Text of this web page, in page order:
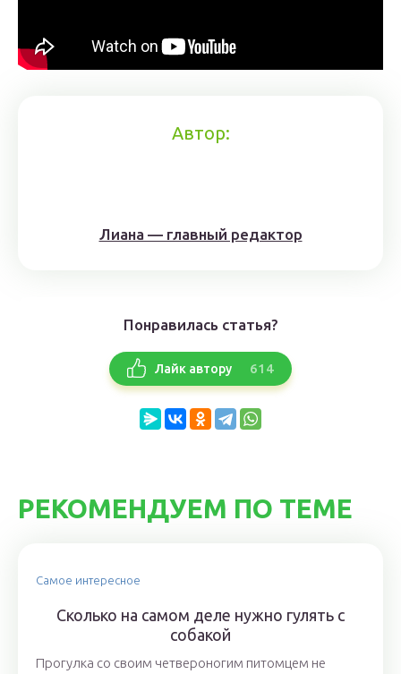
Автор:
Лиана — главный редактор
Понравилась статья?
Лайк автору 614
РЕКОМЕНДУЕМ ПО ТЕМЕ
Самое интересное
Сколько на самом деле нужно гулять с
собакой
Прогулка со своим четвероногим питомцем не